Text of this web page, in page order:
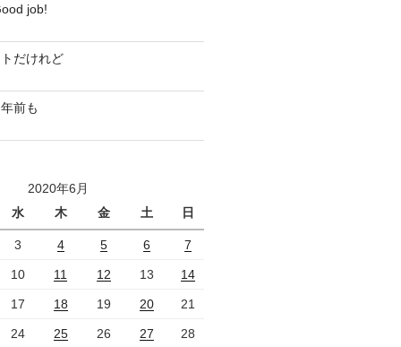
job!
だけれど
前も
2020年6月
水
木 金 土 日
3 4 5 6 7
10 11 12 13 14
17 18 19 20 21
24 25 26 27 28